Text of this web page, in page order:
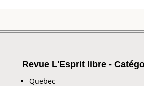
Revue L'Esprit libre -
Quebec